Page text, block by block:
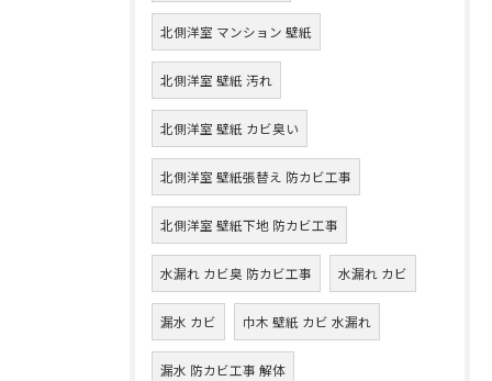
北側洋室 マンション 壁紙
北側洋室 壁紙 汚れ
北側洋室 壁紙 カビ臭い
北側洋室 壁紙張替え 防カビ工事
北側洋室 壁紙下地 防カビ工事
水漏れ カビ臭 防カビ工事 水漏れ カビ
漏水 カビ 巾木 壁紙 カビ 水漏れ
漏水 防カビ工事 解体